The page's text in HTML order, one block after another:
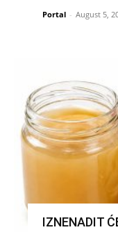
Portal - August 5,
IZNENADIT